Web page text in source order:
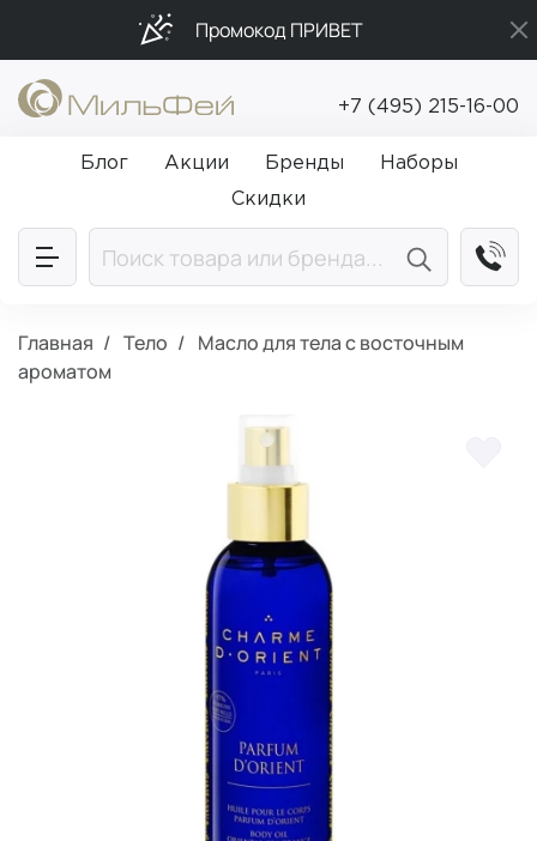
Промокод ПРИВЕТ
Подарки в каждый заказ от 5 000₽
Бесплатная доставка от 5 000₽
+7 (495) 215-16-00
Блог Акции Бренды
Наборы
Скидки
Главная Тело
Масло для тела с восточным
ароматом